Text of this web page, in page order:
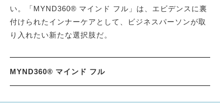
い。「MYND360® マインド フル」は、エビデンスに裏
付けられたインナーケアとして、ビジネスパーソンが取
り入れたい新たな選択肢だ。
MYND360® マインド フル